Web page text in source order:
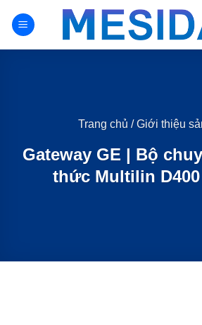
đến
Trang chủ /Giới thiệu
Gateway GE | Bộ
thức Multilin D400